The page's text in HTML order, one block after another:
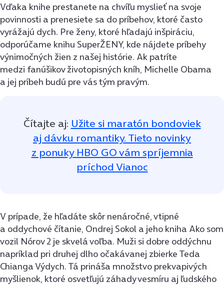
Vďaka knihe prestanete na chvíľu myslieť na svoje
povinnosti a prenesiete sa do príbehov, ktoré často
vyrážajú dych. Pre ženy, ktoré hľadajú inšpiráciu,
odporúčame knihu SuperŽENY, kde nájdete príbehy
výnimočných žien z našej histórie. Ak patríte
medzi fanúšikov životopisných kníh, Michelle Obama
a jej príbeh budú pre vás tým pravým.
Čítajte aj: Užite si maratón bondoviek
aj dávku romantiky. Tieto novinky
z ponuky HBO GO vám spríjemnia
príchod Vianoc
V prípade, že hľadáte skôr nenáročné, vtipné
a oddychové čítanie, Ondrej Sokol a jeho kniha Ako som
vozil Nórov 2 je skvelá voľba. Muži si dobre oddýchnu
napríklad pri druhej dlho očakávanej zbierke Teda
Chianga Výdych. Tá prináša množstvo prekvapivých
myšlienok, ktoré osvetľujú záhady vesmíru aj ľudského